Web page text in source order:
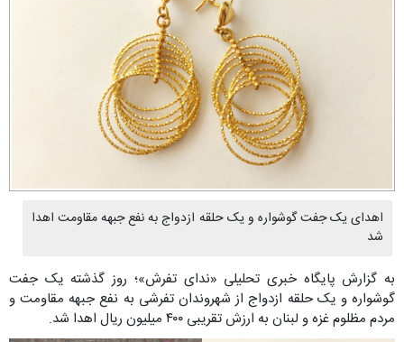
اهدای یک جفت گوشواره و یک حلقه ازدواج به نفع جبهه مقاومت اهدا
شد
به گزارش پایگاه خبری تحلیلی «ندای تفرش»؛ روز گذشته یک جفت
گوشواره و یک حلقه ازدواج از شهروندان تفرشی به نفع جبهه مقاومت و
مردم مظلوم غزه و لبنان به ارزش تقریبی ۴۰۰ میلیون ریال اهدا شد.